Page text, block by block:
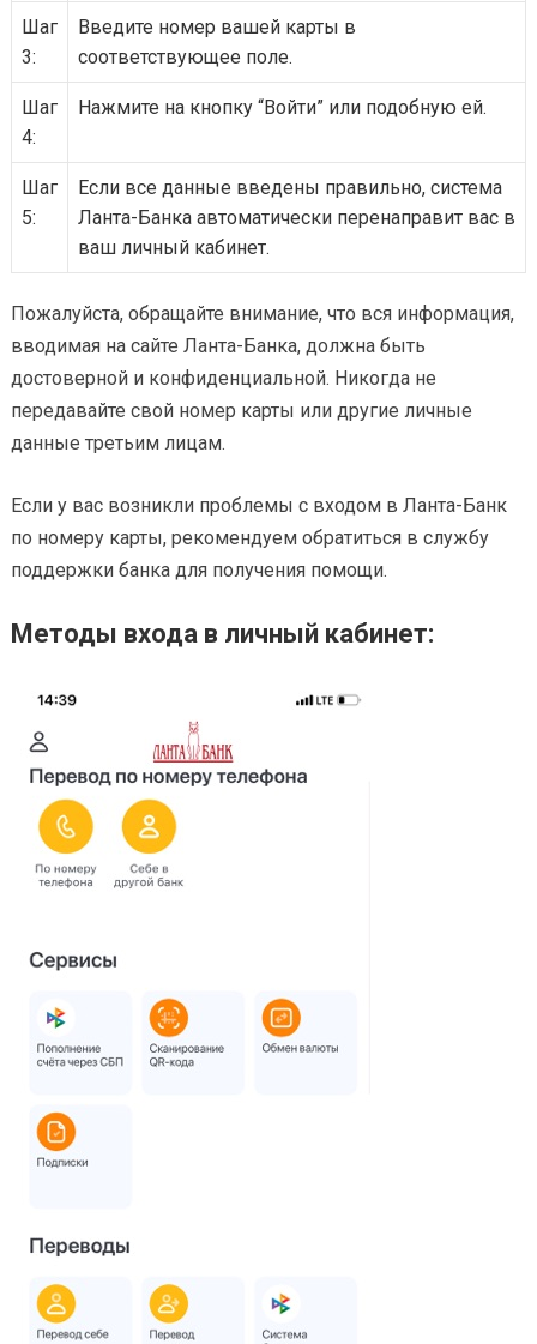
Шаг
3:
Введите номер вашей карты в
соответствующее поле.
Шаг
4:
Нажмите на кнопку “Войти” или подобную ей.
Шаг
5:
Если все данные введены правильно, система
Ланта-Банка автоматически перенаправит вас в
ваш личный кабинет.
Пожалуйста, обращайте внимание, что вся информация,
вводимая на сайте Ланта-Банка, должна быть
достоверной и конфиденциальной. Никогда не
передавайте свой номер карты или другие личные
данные третьим лицам.
Если у вас возникли проблемы с входом в Ланта-Банк
по номеру карты, рекомендуем обратиться в службу
поддержки банка для получения помощи.
Методы входа в личный кабинет: